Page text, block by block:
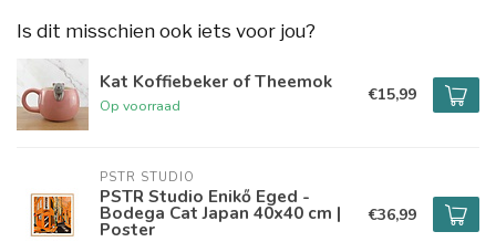
Is dit misschien ook iets voor jou?
Kat Koffiebeker of Theemok
Op voorraad
€15,99
PSTR STUDIO
PSTR Studio Enikő Eged -
Bodega Cat Japan 40x40 cm |
Poster
€36,99